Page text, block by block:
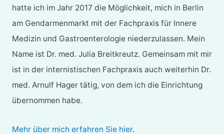
hatte ich im Jahr 2017 die Möglichkeit, mich in Berlin
am Gendarmenmarkt mit der Fachpraxis für Innere
Medizin und Gastroenterologie niederzulassen. Mein
Name ist Dr. med. Julia Breitkreutz. Gemeinsam mit mir
ist in der internistischen Fachpraxis auch weiterhin Dr.
med. Arnulf Hager tätig, von dem ich die Einrichtung
übernommen habe.
Mehr über mich erfahren Sie hier.